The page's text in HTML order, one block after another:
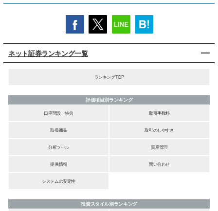
ネット証券ランキング一覧
ランキングTOP
評価項目別ランキング
口座開設・特典
取引手数料
取扱商品 取引のしやすさ
分析ツール 資産管理
提供情報 問い合わせ
システムの安定性
投資スタイル別ランキング